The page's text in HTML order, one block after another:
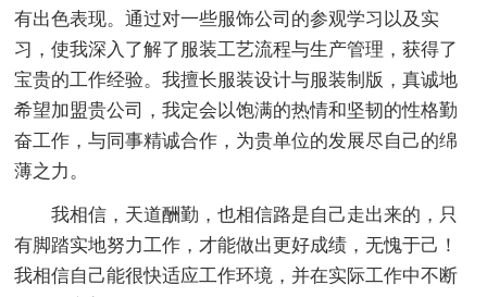
有出色表现。通过对一些服饰公司的参观学习以及实
习，使我深入了解了服装工艺流程与生产管理，获得了
宝贵的工作经验。我擅长服装设计与服装制版，真诚地
希望加盟贵公司，我定会以饱满的热情和坚韧的性格勤
奋工作，与同事精诚合作，为贵单位的发展尽自己的绵
薄之力。
我相信，天道酬勤，也相信路是自己走出来的，只
有脚踏实地努力工作，才能做出更好成绩，无愧于己！
我相信自己能很快适应工作环境，并在实际工作中不断